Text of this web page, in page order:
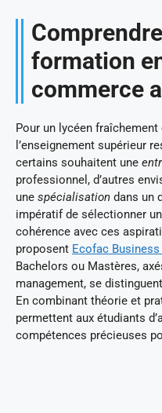
formation
commerce
Pour un lycéen
l’enseignement supérieur
certains souhaitent une
professionnel, d’autres
une spécialisation dans un
impératif de sélectionner
cohérence avec ces
proposent Ecofac
Bachelors ou Mastères,
management, se
En combinant théorie et
permettent aux étudiants
compétences précieuses